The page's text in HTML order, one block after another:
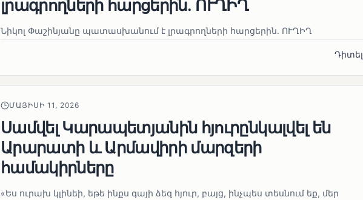
լրագրողների հարցերին․ ՈՒՂԻՂ
Նիկոլ Փաշինյանը պատասխանում է լրագրողների հարցերին․ ՈՒՂԻՂ
Դիտել
ՄԱՅԻՍԻ 11, 2026
Սամվել Կարապետյանին հյուրընկալվել են
Արարատի և Արմավիրի մարզերի
համակիրները
«Ես ուրախ կլինեի, եթե ինքս գայի ձեզ հյուր, բայց, ինչպես տեսնում եք, մեր